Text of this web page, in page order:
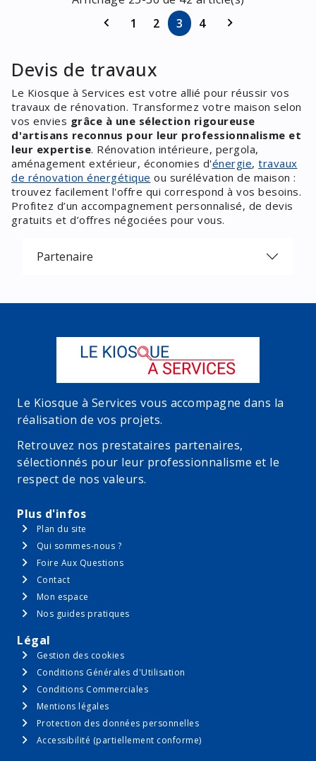
keyboard_arrow_left
Page précédente
Aller à la page
1 Aller à la page
2 Aller à la page
3 Aller à la page
4 keyboard_arrow_right
Devis de travaux
Le Kiosque à Services est votre allié pour réussir vos
travaux de rénovation. Transformez votre maison selon
vos envies grâce à une sélection rigoureuse
d'artisans reconnus pour leur professionnalisme et
leur expertise. Rénovation intérieure, pergola,
aménagement extérieur, économies d'énergie, travaux
de rénovation énergétique ou surélévation de maison :
trouvez facilement l'offre qui correspond à vos besoins.
Profitez d’un accompagnement personnalisé, de devis
gratuits et d’offres négociées pour vous.
Partenaire
Le Kiosque à Services vous accompagne dans la
réalisation de vos projets.
Retrouvez nos prestataires partenaires,
sélectionnés pour leur professionnalisme et le
respect de nos valeurs.
Plus d'infos
Plan du site
Qui sommes-nous ?
Foire Aux Questions
Contact
Mon espace
Nos guides pratiques
Légal
Gestion des cookies
Conditions Générales d'Utilisation
Conditions Commerciales
Mentions légales
Protection des données personnelles
Accessibilité (partiellement conforme)